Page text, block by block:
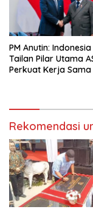
PM Anutin:
Tailan Pilar Utama
Perkuat Kerja Sama
Rekomendasi